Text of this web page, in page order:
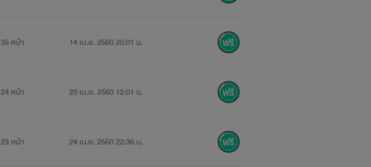
35 หน้า 14 เม.ย. 2560 20:01 น.
24 หน้า 20 เม.ย. 2560 12:01 น.
23 หน้า 24 เม.ย. 2560 22:36 น.